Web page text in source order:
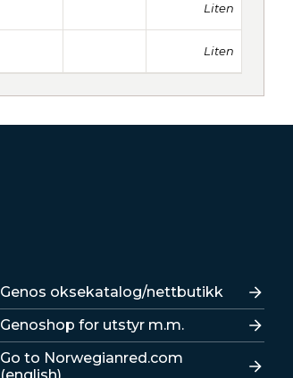
Liten
Liten
Lenker
Genos oksekatalog/nettbutikk
Genoshop for utstyr m.m.
Go to Norwegianred.com
(english)